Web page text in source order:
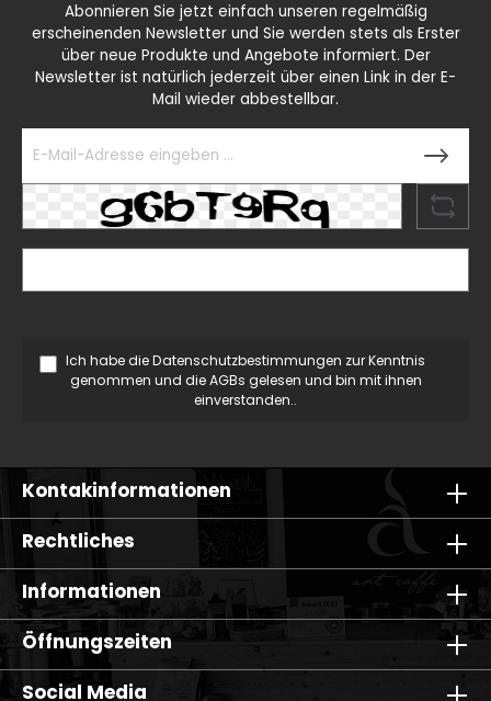
Abonnieren Sie jetzt einfach unseren regelmäßig
erscheinenden Newsletter und Sie werden stets als Erster
über neue Produkte und Angebote informiert. Der
Newsletter ist natürlich jederzeit über einen Link in der E-
Mail wieder abbestellbar.
Ich habe dieDatenschutzbestimmungen zur Kenntnis
genommen und dieAGBs gelesen und bin mit ihnen
einverstanden..
Kontakinformationen
Rechtliches
Informationen
Öffnungszeiten
Social Media